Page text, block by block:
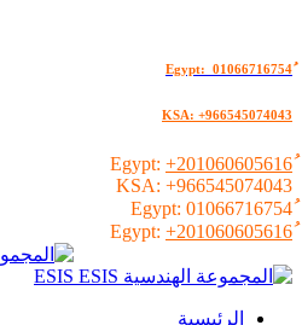
KSA: +966545074043
+201060605616
KSA: +966545074043
01066716754
+201060605616
الرئيسية